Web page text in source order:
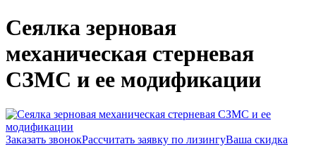
Сеялка зерновая
механическая стерневая
СЗМС и ее модификации
Заказать звонокРассчитать заявку по лизингуВаша скидка